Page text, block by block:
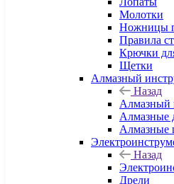
Молотки
Ножницы
Правила
Крючки
Щетки
Алмазный
Назад
Алмазный
Алмазные
Алмазные
Назад
Дрели